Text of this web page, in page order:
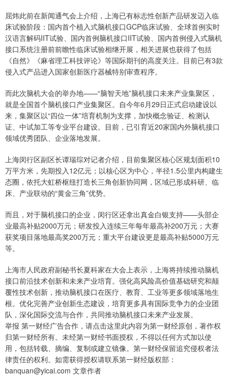
屈炜此前在新闻通气会上介绍，上海已有标志性创新产品研发迈入临
床试验阶段：国内首个植入式脑机接口GCP临床试验、全球首例实时
汉语言解码IIT试验、国内首例脑机接口IIT试验、国内首例侵入式脑机
接口系统注册前前瞻性临床试验相继开展，相关进展也获得了包括
《自然》《麻省理工科技评论》等国际期刊的高度关注。目前已有3款
侵入式产品进入国家创新医疗器械特别审查程序。
而此次脑机大会的举办地——“脑智天地”脑机接口未来产业集聚区，
就是全国首个脑机接口产业集聚区。自今年6月29日正式启动建设以
来，集聚区以“四位一体”培育机制为支撑，加快概念验证、检测认
证、中试加工等专业平台建设。目前，已引育近20家国内外脑机接口
领域优秀团队、企业落地发展。
上海闵行区副区长谭瑞琮对记者介绍，目前集聚区核心区规划面积10
万平方米，先期投入12亿元；以核心区为中心，半径1.5公里内构建生
态圈，依托大虹桥枢纽打造长三角创新协同网，区域已形成科研、临
床、产业联动的“黄金三角”优势。
而且，对于脑机接口的企业，闵行区还拿出真金白银支持——头部企
业最高补贴2000万元；研发投入连续三年每年最高补200万元；大赛
获奖项目落地最高奖200万元；重大平台建设更是最高补贴5000万元
等。
上海市人民政府副秘书长夏科家在大会上表示，上海将持续推动脑机
接口前沿技术创新和未来产业培育。强化高风险高价值基础研究和颠
覆性技术创新，推动脑机接口在医疗、教育、工业等更多领域落地生
根。优化完善产业创新生态建设，培育更多具有国际竞争力的企业团
队，深化国际交流与合作，共同推动脑机接口未来产业发展。
举报 第一财经广告合作，请点击这里此内容为第一财经原创，著作权
归第一财经所有。未经第一财经书面授权，不得以任何方式加以使
用，包括转载、摘编、复制或建立镜像。第一财经保留追究侵权者法
律责任的权利。如需获得授权请联系第一财经版权部：
banquan@yicai.com 文章作者